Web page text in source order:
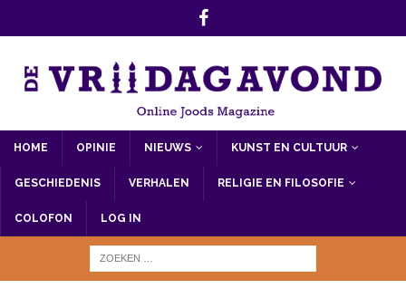
HOME OPINIE NIEUWS KUNST EN CULTUUR
GESCHIEDENIS VERHALEN RELIGIE EN FILOSOFIE
COLOFON LOG IN